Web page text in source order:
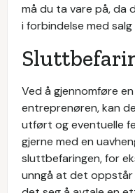
må du ta vare på, da
i forbindelse med
Ved å gjennomføre
entreprenøren, kan
utført og eventuelle
gjerne med en
sluttbefaringen, for
unngå at det